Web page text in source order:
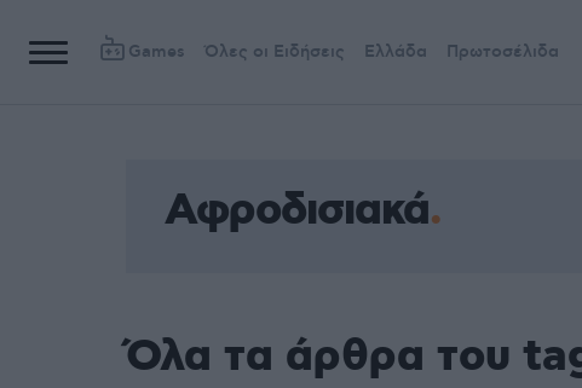
Games Όλες οι Ειδήσεις Ελλάδα Πρωτοσέλιδα
Αφροδισιακά
Όλα τα άρθρα του